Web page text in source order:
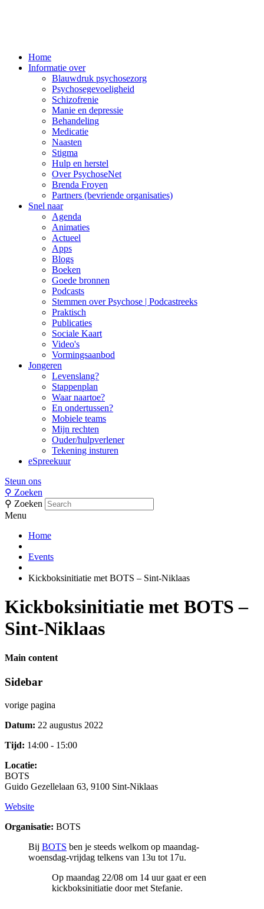
Main
Navigation
Home
Informatie over
Blauwdruk psychosezorg
Psychosegevoeligheid
Schizofrenie
Manie en depressie
Behandeling
Medicatie
Naasten
Stigma
Hulp en herstel
Over PsychoseNet
Brenda Froyen
Partners (bevriende organisaties)
Snel naar
Agenda
Animaties
Actueel
Apps
Blogs
Boeken
Goede bronnen
Podcasts
Stemmen over Psychose | Podcastreeks
Praktisch
Publicaties
Sociale Kaart
Video's
Vormingsaanbod
Jongeren
Levenslang?
Stappenplan
Waar naartoe?
En ondertussen?
Mobiele teams
Mijn rechten
Ouder/hulpverlener
Tekening insturen
eSpreekuur
Steun ons
⚲ Zoeken
⚲ Zoeken
Menu
Home
Events
Kickboksinitiatie met BOTS – Sint-Niklaas
Kickboksinitiatie met BOTS –
Sint-Niklaas
Main content
Sidebar
vorige pagina
Datum: 22 augustus 2022
Tijd: 14:00 - 15:00
Locatie:
BOTS
Guido Gezellelaan 63, 9100 Sint-Niklaas
Website
Organisatie: BOTS
Bij BOTS ben je steeds welkom op maandag-
woensdag-vrijdag telkens van 13u tot 17u.
Op maandag 22/08 om 14 uur gaat er een
kickboksinitiatie door met Stefanie.